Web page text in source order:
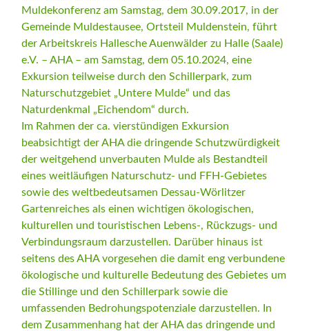
Muldekonferenz am Samstag, dem 30.09.2017, in der
Gemeinde Muldestausee, Ortsteil Muldenstein, führt
der Arbeitskreis Hallesche Auenwälder zu Halle (Saale)
e.V. – AHA – am Samstag, dem 05.10.2024, eine
Exkursion teilweise durch den Schillerpark, zum
Naturschutzgebiet „Untere Mulde“ und das
Naturdenkmal „Eichendom“ durch.
Im Rahmen der ca. vierstündigen Exkursion
beabsichtigt der AHA die dringende Schutzwürdigkeit
der weitgehend unverbauten Mulde als Bestandteil
eines weitläufigen Naturschutz- und FFH-Gebietes
sowie des weltbedeutsamen Dessau-Wörlitzer
Gartenreiches als einen wichtigen ökologischen,
kulturellen und touristischen Lebens-, Rückzugs- und
Verbindungsraum darzustellen. Darüber hinaus ist
seitens des AHA vorgesehen die damit eng verbundene
ökologische und kulturelle Bedeutung des Gebietes um
die Stillinge und den Schillerpark sowie die
umfassenden Bedrohungspotenziale darzustellen. In
dem Zusammenhang hat der AHA das dringende und